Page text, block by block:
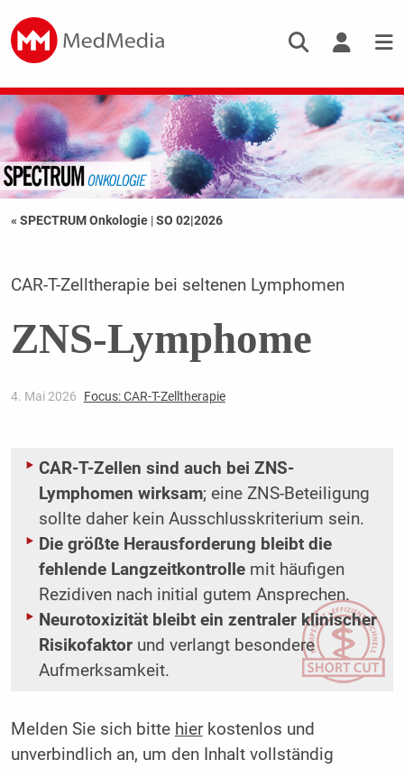
« SPECTRUM Onkologie |SO 02|2026
CAR-T-Zelltherapie bei seltenen Lymphomen
ZNS-Lymphome
4. Mai 2026 Focus: CAR-T-Zelltherapie
CAR-T-Zellen sind auch bei ZNS-
Lymphomen wirksam; eine ZNS-Beteiligung
sollte daher kein Ausschlusskriterium sein.
Die größte Herausforderung bleibt die
fehlende Langzeitkontrollemit häufigen
Rezidiven nach initial gutem Ansprechen.
Neurotoxizität bleibt ein zentraler klinischer
Risikofaktorund verlangt besondere
Aufmerksamkeit.
Melden Sie sich bitte hierkostenlos und
unverbindlich an, um den Inhalt vollständig